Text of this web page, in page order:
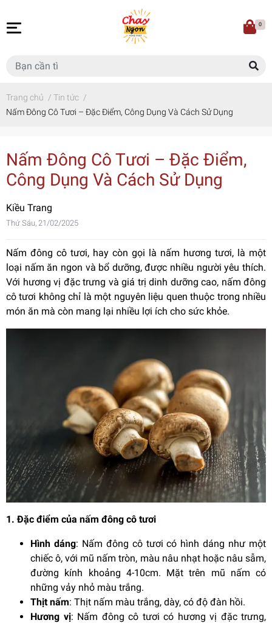
0
Trang chủ / Tin tức /
Nấm Đông Cô Tươi – Đặc Điểm, Công Dụng Và Cách Sử Dụng
Nấm Đông Cô Tươi – Đặc Điểm,
Công Dụng Và Cách Sử Dụng
Kiều Trang
Thứ Sáu, 21/02/2025
Nấm đông cô tươi, hay còn gọi là nấm hương tươi, là một
loại nấm ăn ngon và bổ dưỡng, được nhiều người yêu thích.
Với hương vị đặc trưng và giá trị dinh dưỡng cao, nấm đông
cô tươi không chỉ là một nguyên liệu quen thuộc trong nhiều
món ăn mà còn mang lại nhiều lợi ích cho sức khỏe.
1. Đặc điểm của nấm đông cô tươi
Hình dáng: Nấm đông cô tươi có hình dáng như một
chiếc ô, với mũ nấm tròn, màu nâu nhạt hoặc nâu sẫm,
đường kính khoảng 4-10cm. Mặt trên mũ nấm có
những vảy nhỏ màu trắng.
Thịt nấm: Thịt nấm màu trắng, dày, có độ đàn hồi.
Hương vị: Nấm đông cô tươi có hương vị đặc trưng,